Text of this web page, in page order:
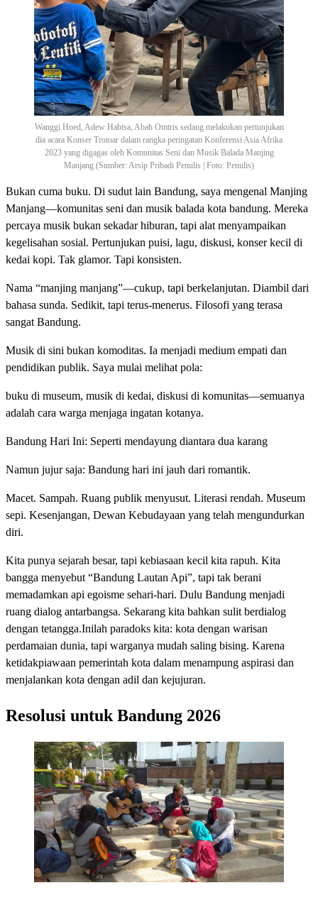
Wanggi Hoed, Adew Habtsa, Abah Omtris sedang melakukan pertunjukan
dia acara Konser Trotoar dalam rangka peringatan Konferensi Asia Afrika
2023 yang digagas oleh Komunitas Seni dan Musik Balada Manjing
Manjang (Sumber: Arsip Pribadi Penulis | Foto: Penulis)
Bukan cuma buku. Di sudut lain Bandung, saya mengenal Manjing
Manjang—komunitas seni dan musik balada kota bandung. Mereka
percaya musik bukan sekadar hiburan, tapi alat menyampaikan
kegelisahan sosial. Pertunjukan puisi, lagu, diskusi, konser kecil di
kedai kopi. Tak glamor. Tapi konsisten.
Nama “manjing manjang”—cukup, tapi berkelanjutan. Diambil dari
bahasa sunda. Sedikit, tapi terus-menerus. Filosofi yang terasa
sangat Bandung.
Musik di sini bukan komoditas. Ia menjadi medium empati dan
pendidikan publik. Saya mulai melihat pola:
buku di museum, musik di kedai, diskusi di komunitas—semuanya
adalah cara warga menjaga ingatan kotanya.
Bandung Hari Ini: Seperti mendayung diantara dua karang
Namun jujur saja: Bandung hari ini jauh dari romantik.
Macet. Sampah. Ruang publik menyusut. Literasi rendah. Museum
sepi. Kesenjangan, Dewan Kebudayaan yang telah mengundurkan
diri.
Kita punya sejarah besar, tapi kebiasaan kecil kita rapuh. Kita
bangga menyebut “Bandung Lautan Api”, tapi tak berani
memadamkan api egoisme sehari-hari. Dulu Bandung menjadi
ruang dialog antarbangsa. Sekarang kita bahkan sulit berdialog
dengan tetangga.Inilah paradoks kita: kota dengan warisan
perdamaian dunia, tapi warganya mudah saling bising. Karena
ketidakpiawaan pemerintah kota dalam menampung aspirasi dan
menjalankan kota dengan adil dan kejujuran.
Resolusi untuk Bandung 2026